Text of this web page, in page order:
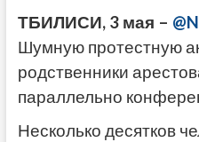
ТБИЛИСИ, 3 мая –
Шумную протестную
родственники
параллельно
Несколько десятков